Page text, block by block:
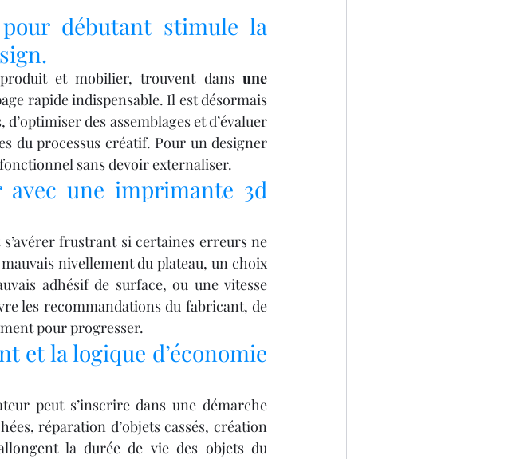
débutant stimule la
et mobilier, trouvent dans une
rapide indispensable. Il est désormais
des assemblages et d’évaluer
du processus créatif. Pour un designer
sans devoir externaliser.
une imprimante 3d
frustrant si certaines erreurs ne
nivellement du plateau, un choix
adhésif de surface, ou une vitesse
les recommandations du fabricant, de
pour progresser.
et la logique d’économie
peut s’inscrire dans une démarche
réparation d’objets cassés, création
la durée de vie des objets du